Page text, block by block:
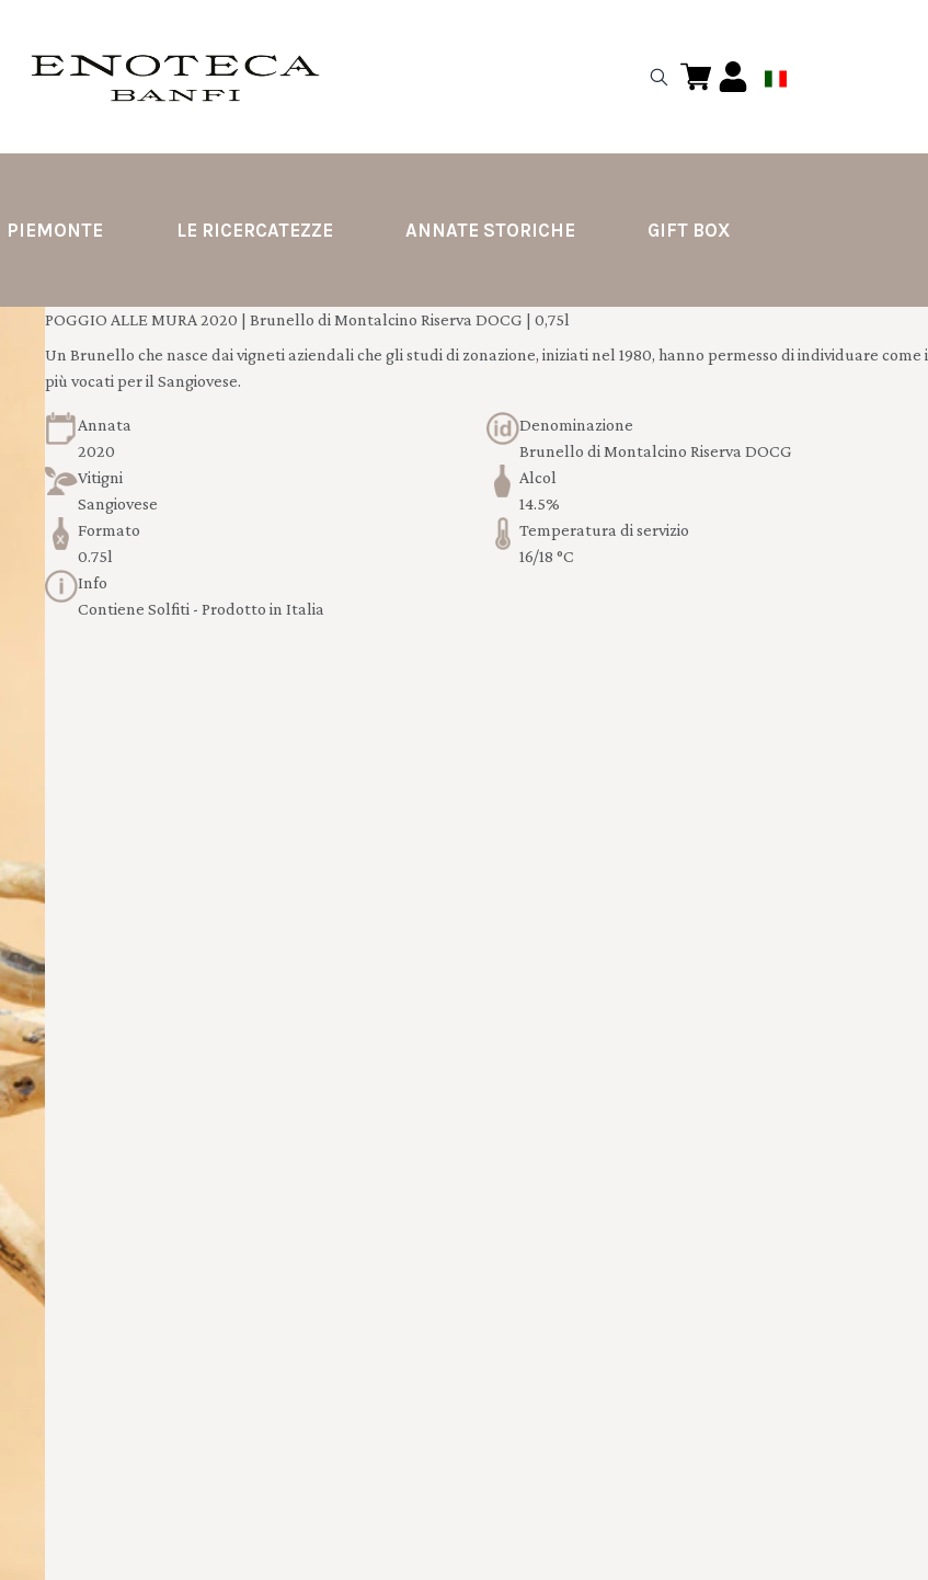
PIEMONTE LE RICERCATEZZE ANNATE STORICHE GIFT BOX
POGGIO ALLE MURA 2020 | Brunello di Montalcino Riserva DOCG | 0,75l
Un Brunello che nasce dai vigneti aziendali che gli studi di zonazione, iniziati nel 1980, hanno permesso di individuare come i
più vocati per il Sangiovese.
Annata
2020
Denominazione
Brunello di Montalcino Riserva DOCG
Vitigni
Sangiovese
Alcol
14.5%
Formato
0.75l
Temperatura di servizio
16/18 °C
Info
Contiene Solfiti - Prodotto in Italia